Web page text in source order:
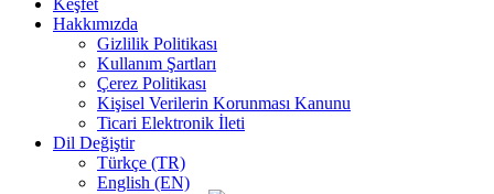
Keşfet
Hakkımızda
Gizlilik Politikası
Kullanım Şartları
Çerez Politikası
Kişisel Verilerin Korunması Kanunu
Ticari Elektronik İleti
Dil Değiştir
Türkçe (TR)
English (EN)